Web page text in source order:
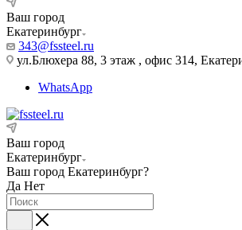
Ваш город
Екатеринбург
343@fssteel.ru
ул.Блюхера 88, 3 этаж , офис 314,
WhatsApp
Ваш город
Екатеринбург
Ваш город Екатеринбург?
Да Нет